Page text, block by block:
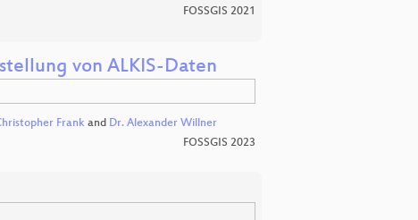
FOSSGIS 2021
von ALKIS-Daten
Frankand Dr. Alexander Willner
FOSSGIS 2023